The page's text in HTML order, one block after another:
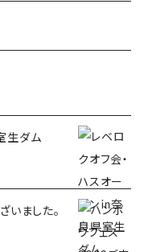
生ダム
いました。